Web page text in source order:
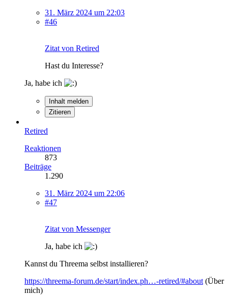
31. März 2024 um 22:03
#46
Zitat von Retired
Hast du Interesse?
Ja, habe ich
Inhalt melden
Zitieren
Retired
Reaktionen
873
Beiträge
1.290
31. März 2024 um 22:06
#47
Zitat von Messenger
Ja, habe ich
Kannst du Threema selbst installieren?
https://threema-forum.de/start/index.ph…-retired/#about (Über
mich)